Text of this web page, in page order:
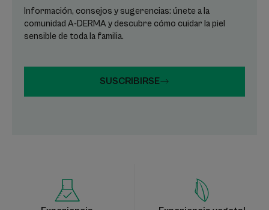
Información, consejos y sugerencias: únete a la
comunidad A-DERMA y descubre cómo cuidar la piel
sensible de toda la familia.
SUSCRIBIRSE